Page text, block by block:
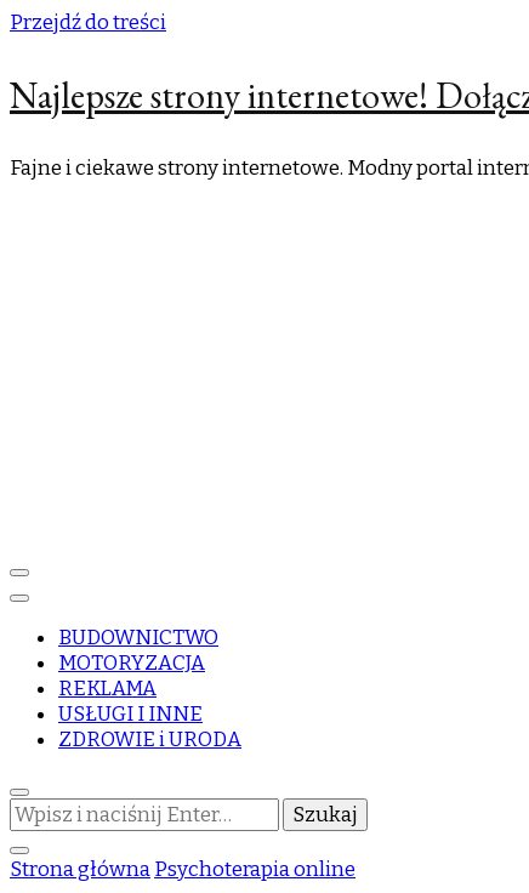
Przejdź do treści
Najlepsze strony internetowe!
Fajne i ciekawe strony internetowe. Modny portal
BUDOWNICTWO
MOTORYZACJA
REKLAMA
USŁUGI I INNE
ZDROWIE i URODA
Szukasz
czegoś?
Strona głównaPsychoterapia online